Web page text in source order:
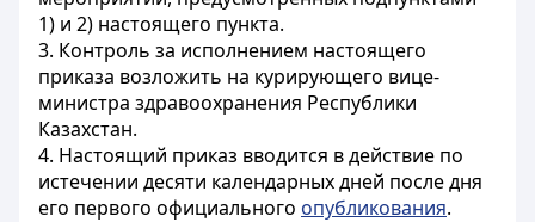
1) и 2) настоящего пункта.
3. Контроль за исполнением настоящего
приказа возложить на курирующего вице-
министра здравоохранения Республики
Казахстан.
4. Настоящий приказ вводится в действие по
истечении десяти календарных дней после дня
его первого официального опубликования.